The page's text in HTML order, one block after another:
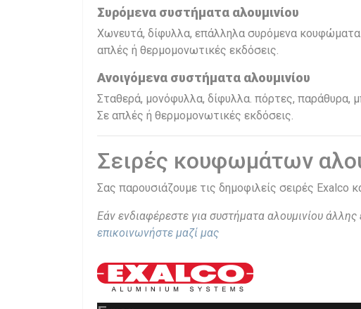
Συρόμενα συστήματα αλουμινίου
Χωνευτά, δίφυλλα, επάλληλα συρόμενα κουφώματα
απλές ή θερμομονωτικές εκδόσεις.
Ανοιγόμενα συστήματα αλουμινίου
Σταθερά, μονόφυλλα, δίφυλλα. πόρτες, παράθυρα,
Σε απλές ή θερμομονωτικές εκδόσεις.
Σειρές κουφωμάτων
Σας παρουσιάζουμε τις δημοφιλείς σειρές Exalco
Εάν ενδιαφέρεστε για συστήματα αλουμινίου άλλης
επικοινωνήστε μαζί μας